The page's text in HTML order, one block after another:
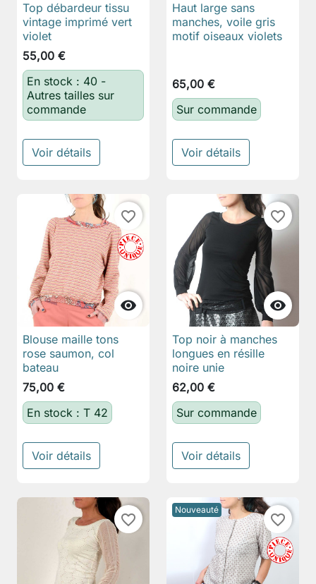
Top débardeur tissu
vintage imprimé vert
violet
55,00 €
En stock : 40 -
Autres tailles sur
commande
Voir détails
Haut large sans
manches, voile gris
motif oiseaux violets
65,00 €
Sur commande
Voir détails

favorite_border
Blouse maille tons
rose saumon, col
bateau
75,00 €
En stock : T 42
Voir détails

favorite_border
Top noir à manches
longues en résille
noire unie
62,00 €
Sur commande
Voir détails
favorite_border
Nouveauté
favorite_border